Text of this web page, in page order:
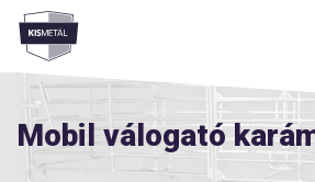
Menü
Mobil válogató